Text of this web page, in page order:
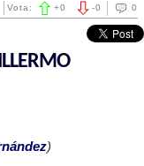
0
-0
Vota: +0
)